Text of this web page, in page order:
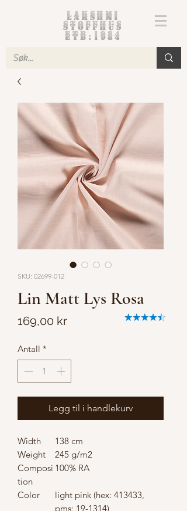
Lakshmi
Stoffhus
etb.1984
SKU: 02699-012
Lin Matt Lys Rosa
169,00 krPris
Antall *
Legg til i handlekurv
Width
138 cm
Weight
245 g/m2
Composi
tion
100% RA
Color
light pink (hex: 413433,
pms: 19-1314)